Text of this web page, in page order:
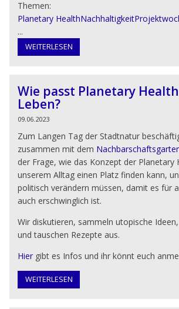
Themen:
Planetary HealthNachhaltigkeit
...
WEITERLESEN
Wie passt Planetary
Leben?
09.06.2023
Zum Langen Tag der Stadtnatur
zusammen mit dem
der Frage, wie das Konzept der Planetary
unserem Alltag einen Platz finden kann,
politisch verändern müssen, damit es für
auch erschwinglich ist.
Wir diskutieren, sammeln utopische
und tauschen Rezepte aus.
Hier gibt es Infos und ihr könnt euch
WEITERLESEN